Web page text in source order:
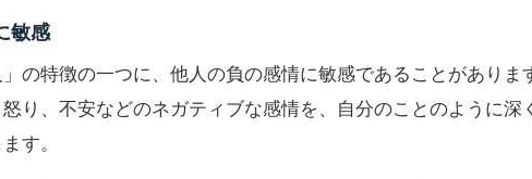
敏感
」の特徴の一つに、他人の負の感情に敏感であることがありま
り、不安などのネガティブな感情を、自分のことのように深
す。